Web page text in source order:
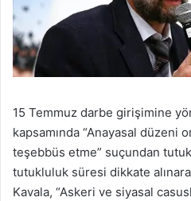
15 Temmuz darbe girişimine
kapsamında “Anayasal düzeni
teşebbüs etme” suçundan
tutukluluk süresi dikkate
Kavala, “Askeri ve siyasal